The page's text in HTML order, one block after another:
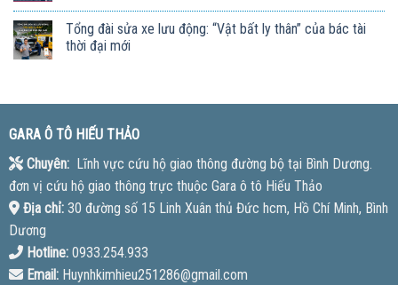
Tổng đài sửa xe lưu động: “Vật bất ly thân” của bác tài
thời đại mới
GARA Ô TÔ HIẾU THẢO
Chuyên:Lĩnh vực cứu hộ giao thông đường bộ tại Bình Dương.
đơn vị cứu hộ giao thông trực thuộc Gara ô tô Hiếu Thảo
Địa chỉ:30 đường số 15 Linh Xuân thủ Đức hcm, Hồ Chí Minh, Bình
Dương
Hotline:0933.254.933
Email:Huynhkimhieu251286@gmail.com